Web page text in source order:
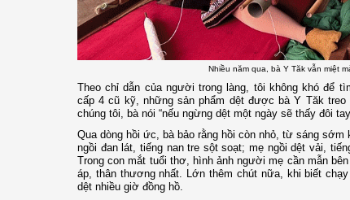
Nhiều năm qua, bà Y Tăk vẫn miệt
Theo chỉ dẫn của người trong làng, tôi không khó để
cấp 4 cũ kỹ, những sản phẩm dệt được bà Y Tăk
chúng tôi, bà nói “nếu ngừng dệt một ngày sẽ thấy đôi
Qua dòng hồi ức, bà bảo rằng hồi còn nhỏ, từ sáng
ngồi đan lát, tiếng nan tre sột soạt; mẹ ngồi dệt vải,
Trong con mắt tuổi thơ, hình ảnh người mẹ cần mẫn
áp, thân thương nhất. Lớn thêm chút nữa, khi biết
dệt nhiều giờ đồng hồ.